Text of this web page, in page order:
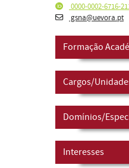
0000-0002-6716-
gsna@uevora.pt
Formação
Cargos/
Domínios/
Interesses